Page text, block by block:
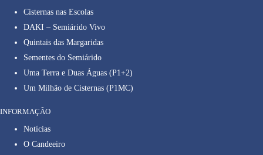
Cisternas nas Escolas
DAKI – Semiárido Vivo
Quintais das Margaridas
Sementes do Semiárido
Uma Terra e Duas Águas (P1+2)
Um Milhão de Cisternas (P1MC)
INFORMAÇÃO
Notícias
O Candeeiro